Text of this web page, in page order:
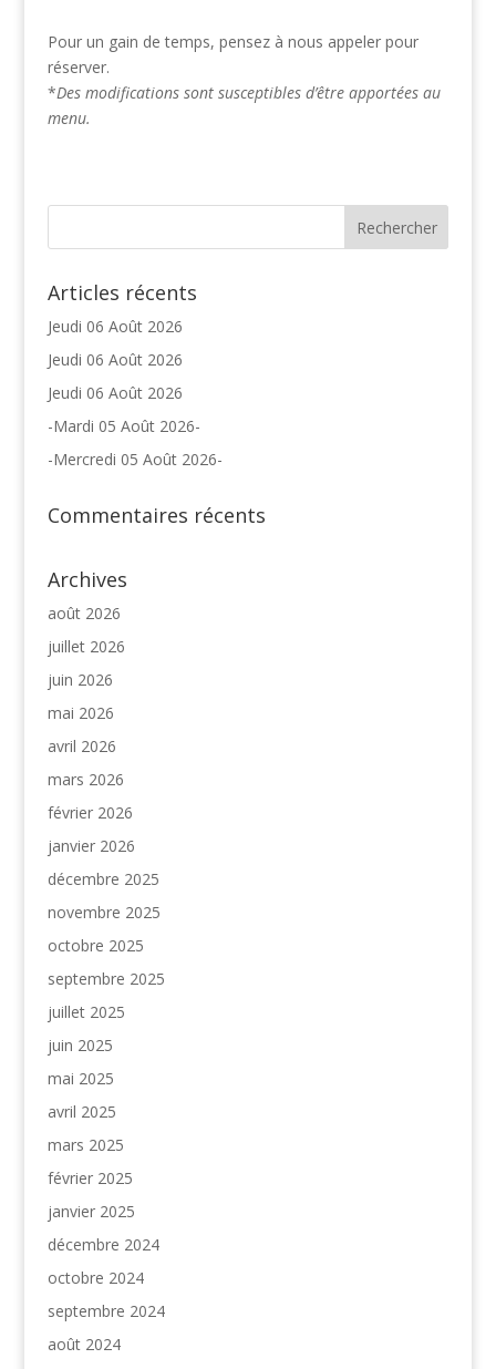
Pour un gain de temps, pensez à nous appeler pour
réserver.
*Des modifications sont susceptibles d’être apportées au
menu.
Articles récents
Jeudi 06 Août 2026
Jeudi 06 Août 2026
Jeudi 06 Août 2026
-Mardi 05 Août 2026-
-Mercredi 05 Août 2026-
Commentaires récents
Archives
août 2026
juillet 2026
juin 2026
mai 2026
avril 2026
mars 2026
février 2026
janvier 2026
décembre 2025
novembre 2025
octobre 2025
septembre 2025
juillet 2025
juin 2025
mai 2025
avril 2025
mars 2025
février 2025
janvier 2025
décembre 2024
octobre 2024
septembre 2024
août 2024